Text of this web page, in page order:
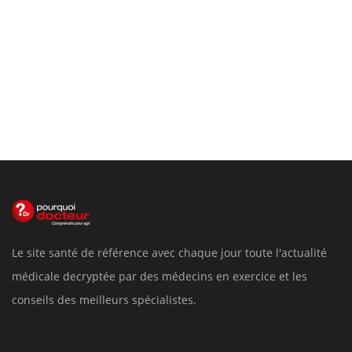
Le site santé de référence avec chaque jour toute l'actualité
médicale decryptée par des médecins en exercice et les
conseils des meilleurs spécialistes.